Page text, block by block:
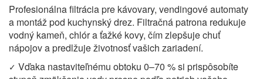
Profesionálna filtrácia pre kávovary, vendingové automaty
a montáž pod kuchynský drez. Filtračná patrona redukuje
vodný kameň, chlór a ťažké kovy, čím zlepšuje chuť
nápojov a predlžuje životnosť vašich zariadení.
✓ Vďaka nastaviteľnému obtoku 0–70 % si prispôsobíte